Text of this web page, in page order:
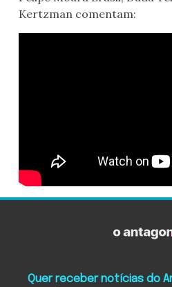
Kertzman comentam:
Quer receber notícias do